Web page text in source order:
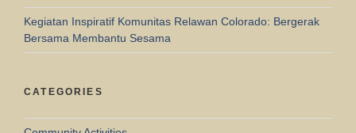
Kegiatan Inspiratif Komunitas Relawan Colorado: Bergerak
Bersama Membantu Sesama
CATEGORIES